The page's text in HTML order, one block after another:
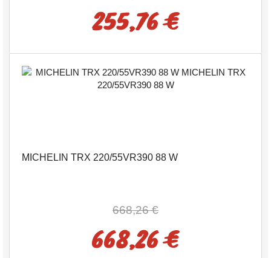
255,76 €
MICHELIN TRX 220/55VR390 88 W
668,26 €
668,26 €